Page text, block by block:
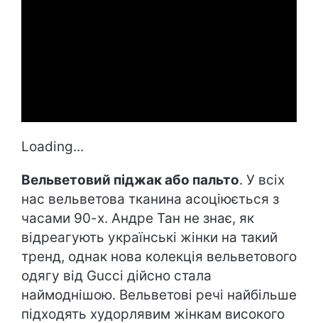
Loading...
Вельветовий піджак або пальто. У всіх
нас вельветова тканина асоціюється з
часами 90-х. Андре Тан не знає, як
відреагують українські жінки на такий
тренд, однак нова колекція вельветового
одягу від Gucci дійсно стала
наймоднішою. Вельветові речі найбільше
підходять худорлявим жінкам високого